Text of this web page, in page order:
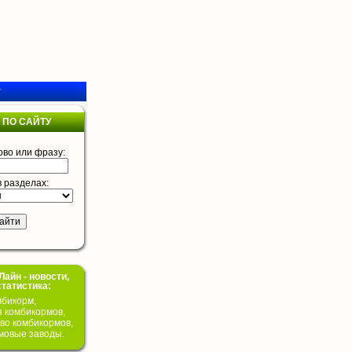
САЙТУ
или фразу:
разделах:
- новости,
комбикормов,
комбикормов,
заводы.